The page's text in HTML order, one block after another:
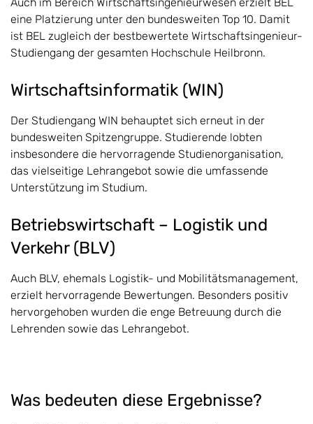
eine Platzierung unter den bundesweiten Top 10. Damit
ist BEL zugleich der bestbewertete Wirtschaftsingenieur-
Studiengang der gesamten Hochschule Heilbronn.
Wirtschaftsinformatik (WIN)
Der Studiengang WIN behauptet sich erneut in der
bundesweiten Spitzengruppe. Studierende lobten
insbesondere die hervorragende Studienorganisation,
das vielseitige Lehrangebot sowie die umfassende
Unterstützung im Studium.
Betriebswirtschaft – Logistik und
Verkehr (BLV)
Auch BLV, ehemals Logistik- und Mobilitätsmanagement,
erzielt hervorragende Bewertungen. Besonders positiv
hervorgehoben wurden die enge Betreuung durch die
Lehrenden sowie das Lehrangebot.
Was bedeuten diese Ergebnisse?